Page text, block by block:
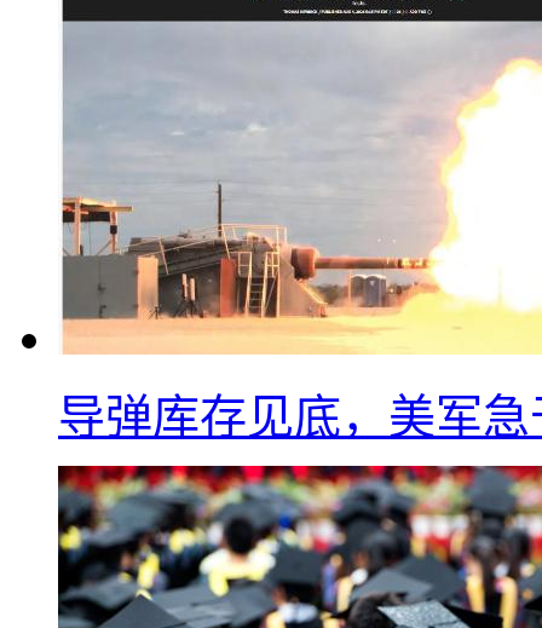
导弹库存见底，美军